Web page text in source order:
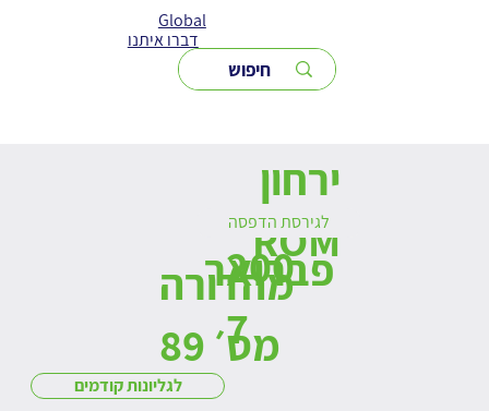
Global
דברו איתנו
ירחון
ROM
מהדורה
מס׳ 89
לגליונות קודמים
פברואר
200
7
לגירסת הדפסה